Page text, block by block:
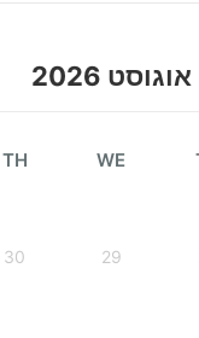
אוגוסט 2026
WE
TH
29
30